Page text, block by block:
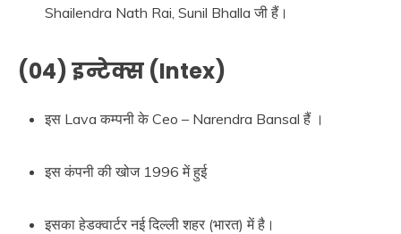
Shailendra Nath Rai, Sunil Bhalla जी हैं।
(04) इन्टेक्स (Intex)
इस Lava कम्पनी के Ceo – Narendra Bansal हैं ।
इस कंपनी की खोज 1996 में हुई
इसका हेडक्वार्टर नई दिल्ली शहर (भारत) में है।